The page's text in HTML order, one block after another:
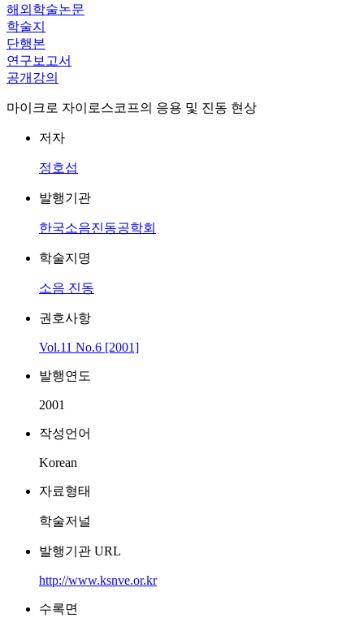
해외학술논문
학술지
단행본
연구보고서
공개강의
마이크로 자이로스코프의 응용 및 진동 현상
저자
정호섭
발행기관
한국소음진동공학회
학술지명
소음 진동
권호사항
Vol.11 No.6 [2001]
발행연도
2001
작성언어
Korean
자료형태
학술저널
발행기관 URL
http://www.ksnve.or.kr
수록면